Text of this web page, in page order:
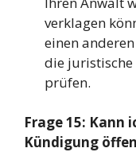
verklagen
einen
die juristische
prüfen.
Frage 15: Kann
Kündigung